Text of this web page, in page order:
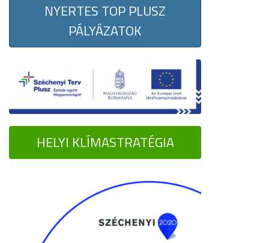
NYERTES TOP PLUSZ
PÁLYÁZATOK
HELYI KLÍMASTRATÉGIA